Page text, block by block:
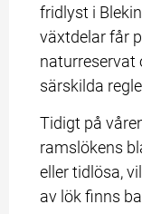
fridlyst i
växtdelar får
naturreservat
särskilda
Tidigt på
ramslökens
eller tidlösa,
av lök finns